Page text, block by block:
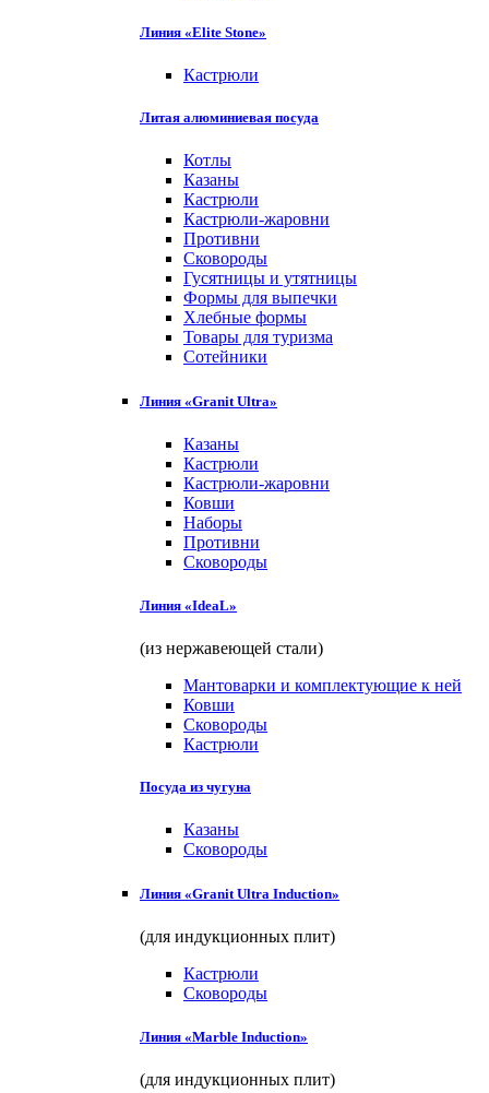
Линия «Elite Stone»
Кастрюли
Литая алюминиевая посуда
Котлы
Казаны
Кастрюли
Кастрюли-жаровни
Противни
Сковороды
Гусятницы и утятницы
Формы для выпечки
Хлебные формы
Товары для туризма
Сотейники
Линия «Granit Ultra»
Казаны
Кастрюли
Кастрюли-жаровни
Ковши
Наборы
Противни
Сковороды
Линия «IdeaL»
(из нержавеющей стали)
Мантоварки и комплектующие к ней
Ковши
Сковороды
Кастрюли
Посуда из чугуна
Казаны
Сковороды
Линия «Granit Ultra Induction»
(для индукционных плит)
Кастрюли
Сковороды
Линия «Marble Induction»
(для индукционных плит)